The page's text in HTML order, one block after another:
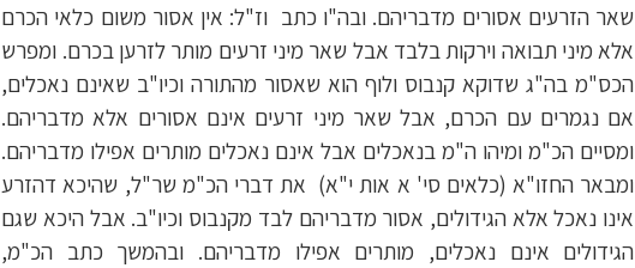
שאר הזרעים אסורים מדבריהם. ובה"ו כתב וז"ל: אין אסור משום כלאי הכרם
אלא מיני תבואה וירקות בלבד אבל שאר מיני זרעים מותר לזרען בכרם. ומפרש
הכס"מ בה"ג שדוקא קנבוס ולוף הוא שאסור מהתורה וכיו"ב שאינם נאכלים,
אם נגמרים עם הכרם, אבל שאר מיני זרעים אינם אסורים אלא מדבריהם.
ומסיים הכ"מ ומיהו ה"מ בנאכלים אבל אינם נאכלים מותרים אפילו מדבריהם.
ומבאר החזו"א (כלאים סי' א אות י"א) את דברי הכ"מ שר"ל, שהיכא דהזרע
אינו נאכל אלא הגידולים, אסור מדבריהם לבד מקנבוס וכיו"ב. אבל היכא שגם
הגידולים אינם נאכלים, מותרים אפילו מדבריהם. ובהמשך כתב הכ"מ,